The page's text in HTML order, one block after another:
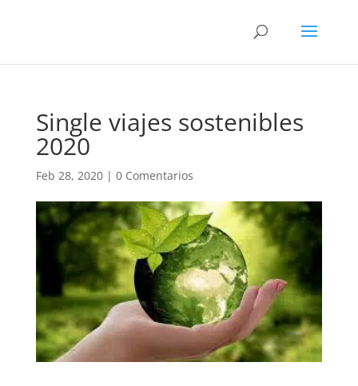
Single viajes sostenibles
2020
Feb 28, 2020| 0 Comentarios